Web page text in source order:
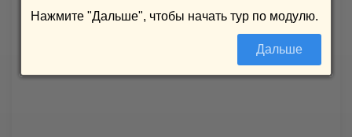
Нажмите "Дальше", чтобы начать тур по модулю.
Дальше